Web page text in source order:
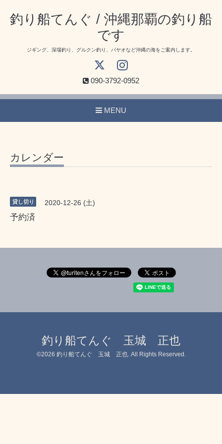
釣り船てんぐ / 沖縄那覇の釣り船
です
ジギング、深場釣り、グルクン釣り、パヤオなど沖縄の海をご案内します。
090-3792-0952
MENU
カレンダー
貸し切り 2020-12-26 (土)
予約済
釣り船てんぐ 玉城 正也
©2026 釣り船てんぐ 玉城 正也. All Rights Reserved.